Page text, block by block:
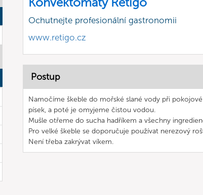
Ochutnejte profesionální gastronomii
www.retigo.cz
Postup
Namočíme škeble do mořské slané vody při
písek, a poté je omyjeme čistou vodou.
Mušle otřeme do sucha hadříkem a všechny
Pro velké škeble se doporučuje používat nerezový
Není třeba zakrývat víkem.